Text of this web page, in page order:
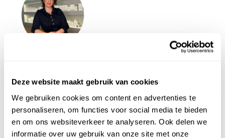
Deze website maakt gebruik van cookies
We gebruiken cookies om content en advertenties te
personaliseren, om functies voor social media te bieden
en om ons websiteverkeer te analyseren. Ook delen we
informatie over uw gebruik van onze site met onze